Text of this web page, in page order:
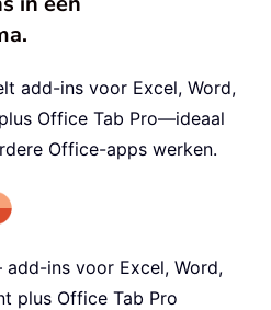
add-ins voor Excel, Word,
Office Tab Pro—ideaal
Office-apps werken.
ins voor Excel, Word,
plus Office Tab Pro